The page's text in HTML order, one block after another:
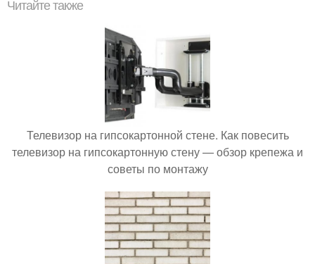
Читайте также
Телевизор на гипсокартонной стене. Как повесить
телевизор на гипсокартонную стену — обзор крепежа и
советы по монтажу